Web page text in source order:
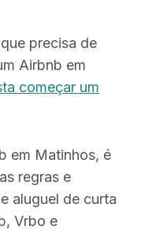
precisa de
Airbnb em
começar um
em Matinhos, é
regras e
aluguel de curta
Vrbo e